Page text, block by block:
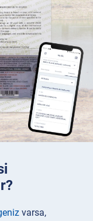
varsa,